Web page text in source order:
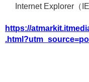
Internet Explorer（
https://